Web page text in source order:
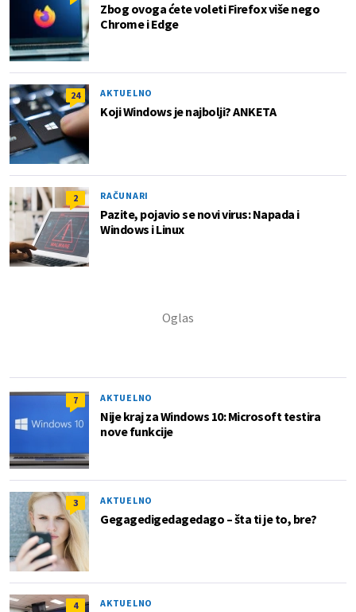
Zbog ovoga ćete voleti Firefox više nego
Chrome i Edge
24 AKTUELNO
Koji Windows je najbolji? ANKETA
2 RAČUNARI
Pazite, pojavio se novi virus: Napada i
Windows i Linux
7 AKTUELNO
Nije kraj za Windows 10: Microsoft testira
nove funkcije
3 AKTUELNO
Gegagedigedagedago – šta ti je to, bre?
4 AKTUELNO